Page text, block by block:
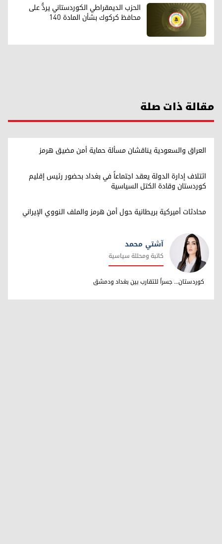
الحزب الديمقراطي الكوردستاني يردُّ على
محافظ كركوك بشأن المادة 140
مقالة ذات صلة
العراق والسعودية يناقشان مسألة حماية أمن مضيق هرمز
ائتلاف إدارة الدولة يعقد اجتماعاً في بغداد بحضور رئيس إقليم
كوردستان وقادة الكتل السياسية
محادثات أميركية بريطانية حول أمن هرمز والملف النووي الإيراني
آشتي محمد
آشتي محمد
كاتبة ومحللة سياسية
كوردستان... جسراً للتقارب بين بغداد ودمشق